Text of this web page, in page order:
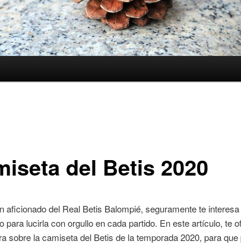
del Betis 2020
aficionado del Real Betis Balompié, seguramente te
para lucirla con orgullo en cada partido. En este artículo, te
sobre la camiseta del Betis de la temporada 2020, para que